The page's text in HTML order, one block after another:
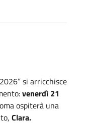
si arricchisce
venerdì 21
ospiterà una
Clara.